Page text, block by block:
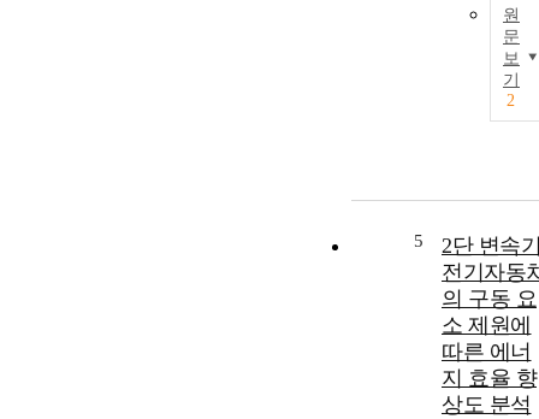
원
문
보
기
2
5
2단 변속
전기자동
의 구동 요
소 제원에
따른 에너
지 효율 향
상도 분석